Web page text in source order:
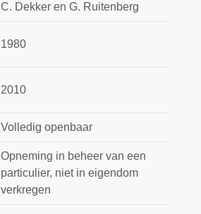
C. Dekker en G. Ruitenberg
1980
2010
Volledig openbaar
Opneming in beheer van een
particulier, niet in eigendom
verkregen